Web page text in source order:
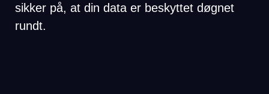
sikker på, at din data er beskyttet døgnet
rundt.